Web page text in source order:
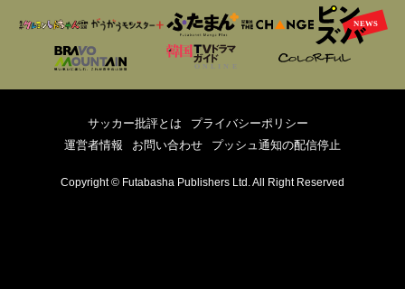
サッカー批評とは
プライバシーポリシー
運営者情報
お問い合わせ プッシュ通知の配信停止
Copyright © Futabasha Publishers Ltd. All Right Reserved